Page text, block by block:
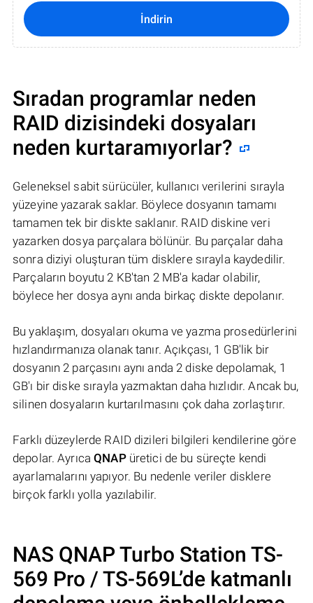
İndirin
Sıradan programlar neden
RAID dizisindeki dosyaları
neden kurtaramıyorlar?
Geleneksel sabit sürücüler, kullanıcı verilerini sırayla
yüzeyine yazarak saklar. Böylece dosyanın tamamı
tamamen tek bir diskte saklanır. RAID diskine veri
yazarken dosya parçalara bölünür. Bu parçalar daha
sonra diziyi oluşturan tüm disklere sırayla kaydedilir.
Parçaların boyutu 2 KB'tan 2 MB'a kadar olabilir,
böylece her dosya aynı anda birkaç diskte depolanır.
Bu yaklaşım, dosyaları okuma ve yazma prosedürlerini
hızlandırmanıza olanak tanır. Açıkçası, 1 GB'lik bir
dosyanın 2 parçasını aynı anda 2 diske depolamak, 1
GB'ı bir diske sırayla yazmaktan daha hızlıdır. Ancak bu,
silinen dosyaların kurtarılmasını çok daha zorlaştırır.
Farklı düzeylerde RAID dizileri bilgileri kendilerine göre
depolar. AyrıcaQNAPüretici de bu süreçte kendi
ayarlamalarını yapıyor. Bu nedenle veriler disklere
birçok farklı yolla yazılabilir.
NAS QNAP Turbo Station TS-
569 Pro / TS-569L’de katmanlı